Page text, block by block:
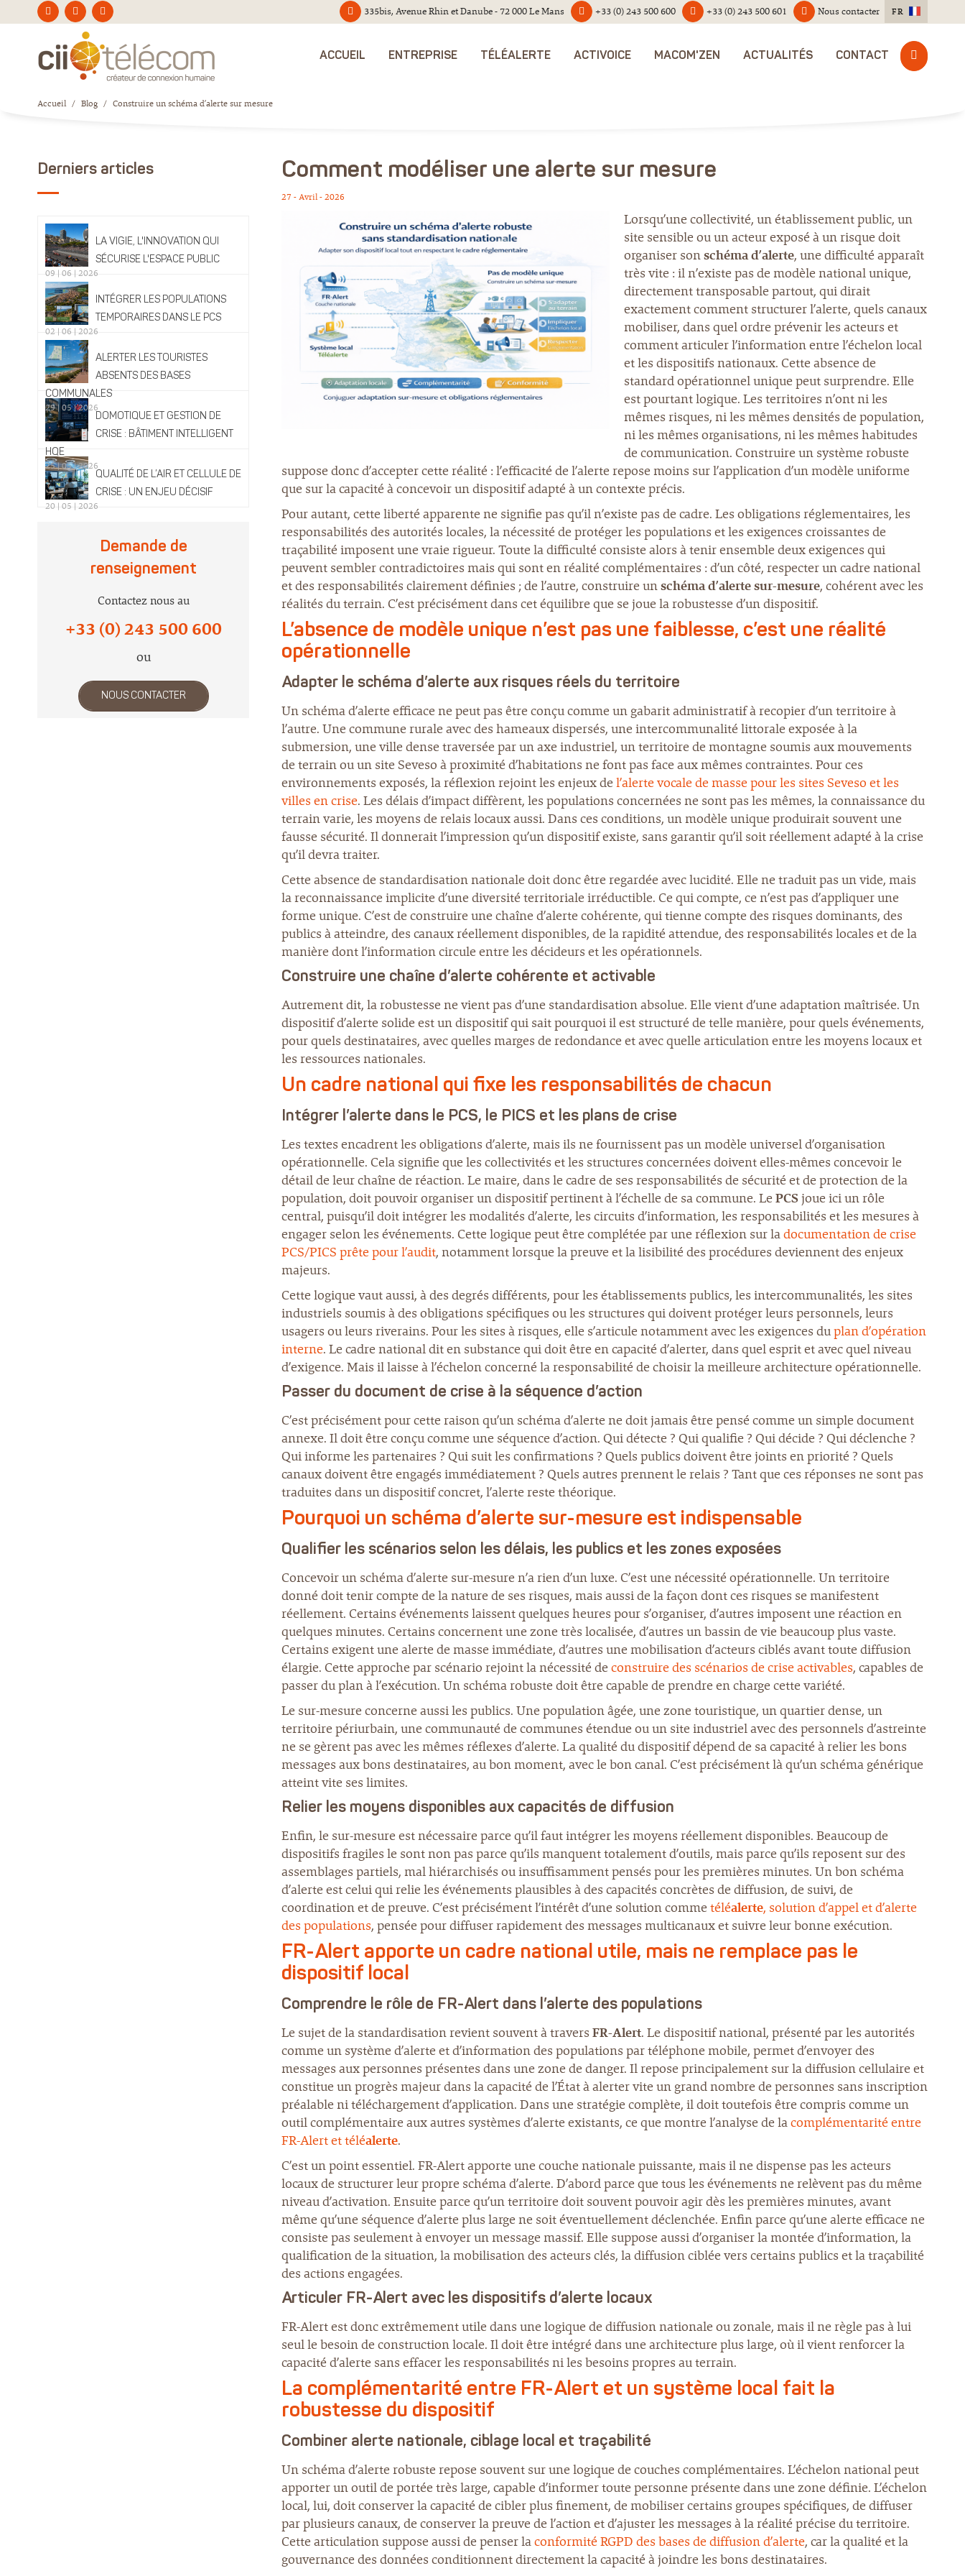
335bis, Avenue Rhin et Danube - 72 000 Le Mans +33 (0) 243 500 600 +33 (0) 243 500 601 Nous contacter FR
ACCUEIL ENTREPRISE TÉLÉALERTE ACTIVOICE MACOM'ZEN ACTUALITÉS CONTACT
Accueil / Blog / Construire un schéma d’alerte sur mesure
Comment modéliser une alerte sur mesure
27 - Avril - 2026
Lorsqu’une collectivité, un établissement public, un
site sensible ou un acteur exposé à un risque doit
organiser sonschéma d’alerte, une difficulté apparaît
très vite : il n’existe pas de modèle national unique,
directement transposable partout, qui dirait
exactement comment structurer l’alerte, quels canaux
mobiliser, dans quel ordre prévenir les acteurs et
comment articuler l’information entre l’échelon local
et les dispositifs nationaux. Cette absence de
standard opérationnel unique peut surprendre. Elle
est pourtant logique. Les territoires n’ont ni les
mêmes risques, ni les mêmes densités de population,
ni les mêmes organisations, ni les mêmes habitudes
de communication. Construire un système robuste
suppose donc d’accepter cette réalité : l’efficacité de l’alerte repose moins sur l’application d’un modèle uniforme
que sur la capacité à concevoir un dispositif adapté à un contexte précis.
Pour autant, cette liberté apparente ne signifie pas qu’il n’existe pas de cadre. Les obligations réglementaires, les
responsabilités des autorités locales, la nécessité de protéger les populations et les exigences croissantes de
traçabilité imposent une vraie rigueur. Toute la difficulté consiste alors à tenir ensemble deux exigences qui
peuvent sembler contradictoires mais qui sont en réalité complémentaires : d’un côté, respecter un cadre national
et des responsabilités clairement définies ; de l’autre, construire unschéma d’alerte sur-mesure, cohérent avec les
réalités du terrain. C’est précisément dans cet équilibre que se joue la robustesse d’un dispositif.
L’absence de modèle unique n’est pas une faiblesse, c’est une réalité
opérationnelle
Adapter le schéma d’alerte aux risques réels du territoire
Un schéma d’alerte efficace ne peut pas être conçu comme un gabarit administratif à recopier d’un territoire à
l’autre. Une commune rurale avec des hameaux dispersés, une intercommunalité littorale exposée à la
submersion, une ville dense traversée par un axe industriel, un territoire de montagne soumis aux mouvements
de terrain ou un site Seveso à proximité d’habitations ne font pas face aux mêmes contraintes. Pour ces
environnements exposés, la réflexion rejoint les enjeux de l’alerte vocale de masse pour les sites Seveso et les
villes en crise. Les délais d’impact diffèrent, les populations concernées ne sont pas les mêmes, la connaissance du
terrain varie, les moyens de relais locaux aussi. Dans ces conditions, un modèle unique produirait souvent une
fausse sécurité. Il donnerait l’impression qu’un dispositif existe, sans garantir qu’il soit réellement adapté à la crise
qu’il devra traiter.
Cette absence de standardisation nationale doit donc être regardée avec lucidité. Elle ne traduit pas un vide, mais
la reconnaissance implicite d’une diversité territoriale irréductible. Ce qui compte, ce n’est pas d’appliquer une
forme unique. C’est de construire une chaîne d’alerte cohérente, qui tienne compte des risques dominants, des
publics à atteindre, des canaux réellement disponibles, de la rapidité attendue, des responsabilités locales et de la
manière dont l’information circule entre les décideurs et les opérationnels.
Construire une chaîne d’alerte cohérente et activable
Autrement dit, la robustesse ne vient pas d’une standardisation absolue. Elle vient d’une adaptation maîtrisée. Un
dispositif d’alerte solide est un dispositif qui sait pourquoi il est structuré de telle manière, pour quels événements,
pour quels destinataires, avec quelles marges de redondance et avec quelle articulation entre les moyens locaux et
les ressources nationales.
Un cadre national qui fixe les responsabilités de chacun
Intégrer l’alerte dans le PCS, le PICS et les plans de crise
Les textes encadrent les obligations d’alerte, mais ils ne fournissent pas un modèle universel d’organisation
opérationnelle. Cela signifie que les collectivités et les structures concernées doivent elles-mêmes concevoir le
détail de leur chaîne de réaction. Le maire, dans le cadre de ses responsabilités de sécurité et de protection de la
population, doit pouvoir organiser un dispositif pertinent à l’échelle de sa commune. Le PCSjoue ici un rôle
central, puisqu’il doit intégrer les modalités d’alerte, les circuits d’information, les responsabilités et les mesures à
engager selon les événements. Cette logique peut être complétée par une réflexion sur ladocumentation de crise
PCS/PICS prête pour l’audit, notamment lorsque la preuve et la lisibilité des procédures deviennent des enjeux
majeurs.
Cette logique vaut aussi, à des degrés différents, pour les établissements publics, les intercommunalités, les sites
industriels soumis à des obligations spécifiques ou les structures qui doivent protéger leurs personnels, leurs
usagers ou leurs riverains. Pour les sites à risques, elle s’articule notamment avec les exigences duplan d’opération
interne. Le cadre national dit en substance qui doit être en capacité d’alerter, dans quel esprit et avec quel niveau
d’exigence. Mais il laisse à l’échelon concerné la responsabilité de choisir la meilleure architecture opérationnelle.
Passer du document de crise à la séquence d’action
C’est précisément pour cette raison qu’un schéma d’alerte ne doit jamais être pensé comme un simple document
annexe. Il doit être conçu comme une séquence d’action. Qui détecte ? Qui qualifie ? Qui décide ? Qui déclenche ?
Qui informe les partenaires ? Qui suit les confirmations ? Quels publics doivent être joints en priorité ? Quels
canaux doivent être engagés immédiatement ? Quels autres prennent le relais ? Tant que ces réponses ne sont pas
traduites dans un dispositif concret, l’alerte reste théorique.
Pourquoi un schéma d’alerte sur-mesure est indispensable
Qualifier les scénarios selon les délais, les publics et les zones exposées
Concevoir un schéma d’alerte sur-mesure n’a rien d’un luxe. C’est une nécessité opérationnelle. Un territoire
donné doit tenir compte de la nature de ses risques, mais aussi de la façon dont ces risques se manifestent
réellement. Certains événements laissent quelques heures pour s’organiser, d’autres imposent une réaction en
quelques minutes. Certains concernent une zone très localisée, d’autres un bassin de vie beaucoup plus vaste.
Certains exigent une alerte de masse immédiate, d’autres une mobilisation d’acteurs ciblés avant toute diffusion
élargie. Cette approche par scénario rejoint la nécessité de construire des scénarios de crise activables, capables de
passer du plan à l’exécution. Un schéma robuste doit être capable de prendre en charge cette variété.
Le sur-mesure concerne aussi les publics. Une population âgée, une zone touristique, un quartier dense, un
territoire périurbain, une communauté de communes étendue ou un site industriel avec des personnels d’astreinte
ne se gèrent pas avec les mêmes réflexes d’alerte. La qualité du dispositif dépend de sa capacité à relier les bons
messages aux bons destinataires, au bon moment, avec le bon canal. C’est précisément là qu’un schéma générique
atteint vite ses limites.
Relier les moyens disponibles aux capacités de diffusion
Enfin, le sur-mesure est nécessaire parce qu’il faut intégrer les moyens réellement disponibles. Beaucoup de
dispositifs fragiles le sont non pas parce qu’ils manquent totalement d’outils, mais parce qu’ils reposent sur des
assemblages partiels, mal hiérarchisés ou insuffisamment pensés pour les premières minutes. Un bon schéma
d’alerte est celui qui relie les événements plausibles à des capacités concrètes de diffusion, de suivi, de
coordination et de preuve. C’est précisément l’intérêt d’une solution comme téléalerte, solution d’appel et d’alerte
des populations, pensée pour diffuser rapidement des messages multicanaux et suivre leur bonne exécution.
FR-Alert apporte un cadre national utile, mais ne remplace pas le
dispositif local
Comprendre le rôle de FR-Alert dans l’alerte des populations
Le sujet de la standardisation revient souvent à travers FR-Alert. Le dispositif national, présenté par les autorités
comme un système d’alerte et d’information des populations par téléphone mobile, permet d’envoyer des
messages aux personnes présentes dans une zone de danger. Il repose principalement sur la diffusion cellulaire et
constitue un progrès majeur dans la capacité de l’État à alerter vite un grand nombre de personnes sans inscription
préalable ni téléchargement d’application. Dans une stratégie complète, il doit toutefois être compris comme un
outil complémentaire aux autres systèmes d’alerte existants, ce que montre l’analyse de lacomplémentarité entre
FR-Alert et téléalerte.
C’est un point essentiel. FR-Alert apporte une couche nationale puissante, mais il ne dispense pas les acteurs
locaux de structurer leur propre schéma d’alerte. D’abord parce que tous les événements ne relèvent pas du même
niveau d’activation. Ensuite parce qu’un territoire doit souvent pouvoir agir dès les premières minutes, avant
même qu’une séquence d’alerte plus large ne soit éventuellement déclenchée. Enfin parce qu’une alerte efficace ne
consiste pas seulement à envoyer un message massif. Elle suppose aussi d’organiser la montée d’information, la
qualification de la situation, la mobilisation des acteurs clés, la diffusion ciblée vers certains publics et la traçabilité
des actions engagées.
Articuler FR-Alert avec les dispositifs d’alerte locaux
FR-Alert est donc extrêmement utile dans une logique de diffusion nationale ou zonale, mais il ne règle pas à lui
seul le besoin de construction locale. Il doit être intégré dans une architecture plus large, où il vient renforcer la
capacité d’alerte sans effacer les responsabilités ni les besoins propres au terrain.
La complémentarité entre FR-Alert et un système local fait la
robustesse du dispositif
Combiner alerte nationale, ciblage local et traçabilité
Un schéma d’alerte robuste repose souvent sur une logique de couches complémentaires. L’échelon national peut
apporter un outil de portée très large, capable d’informer toute personne présente dans une zone définie. L’échelon
local, lui, doit conserver la capacité de cibler plus finement, de mobiliser certains groupes spécifiques, de diffuser
par plusieurs canaux, de conserver la preuve de l’action et d’ajuster les messages à la réalité précise du territoire.
Cette articulation suppose aussi de penser laconformité RGPD des bases de diffusion d’alerte, car la qualité et la
gouvernance des données conditionnent directement la capacité à joindre les bons destinataires.
Derniers articles
LA VIGIE, L'INNOVATION QUI
SÉCURISE L'ESPACE PUBLIC
09 | 06 | 2026
INTÉGRER LES POPULATIONS
TEMPORAIRES DANS LE PCS
02 | 06 | 2026
ALERTER LES TOURISTES
ABSENTS DES BASES
COMMUNALES
29 | 05 | 2026
DOMOTIQUE ET GESTION DE
CRISE : BÂTIMENT INTELLIGENT
HQE
25 | 05 | 2026
QUALITÉ DE L’AIR ET CELLULE DE
CRISE : UN ENJEU DÉCISIF
20 | 05 | 2026
Demande de
renseignement
Contactez nous au
+33 (0) 243 500 600
ou
NOUS CONTACTER